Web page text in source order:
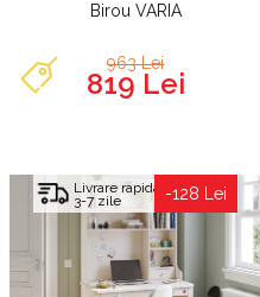
Birou VARIA
963 Lei
819 Lei
Livrare rapida
3-7 zile -128 Lei